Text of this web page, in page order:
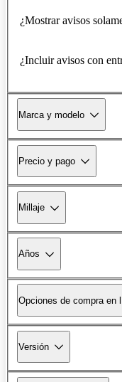
¿Mostrar avisos
¿Incluir avisos con
Marca y modelo
Precio y pago
Millaje
Años
Opciones de compra en
Versión